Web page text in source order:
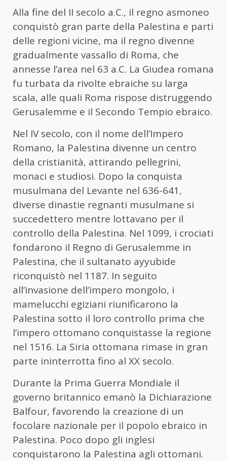
Alla fine del II secolo a.C., il regno asmoneo
conquistò gran parte della Palestina e parti
delle regioni vicine, ma il regno divenne
gradualmente vassallo di Roma, che
annesse l’area nel 63 a.C. La Giudea romana
fu turbata da rivolte ebraiche su larga
scala, alle quali Roma rispose distruggendo
Gerusalemme e il Secondo Tempio ebraico.
Nel IV secolo, con il nome dell’Impero
Romano, la Palestina divenne un centro
della cristianità, attirando pellegrini,
monaci e studiosi. Dopo la conquista
musulmana del Levante nel 636-641,
diverse dinastie regnanti musulmane si
succedettero mentre lottavano per il
controllo della Palestina. Nel 1099, i crociati
fondarono il Regno di Gerusalemme in
Palestina, che il sultanato ayyubide
riconquistò nel 1187. In seguito
all’invasione dell’impero mongolo, i
mamelucchi egiziani riunificarono la
Palestina sotto il loro controllo prima che
l’impero ottomano conquistasse la regione
nel 1516. La Siria ottomana rimase in gran
parte ininterrotta fino al XX secolo.
Durante la Prima Guerra Mondiale il
governo britannico emanò la Dichiarazione
Balfour, favorendo la creazione di un
focolare nazionale per il popolo ebraico in
Palestina. Poco dopo gli inglesi
conquistarono la Palestina agli ottomani.